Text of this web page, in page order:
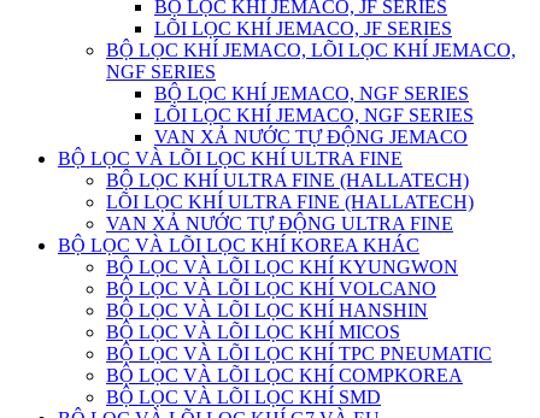
BỘ LỌC KHÍ JEMACO, JF SERIES
LÕI LỌC KHÍ JEMACO, JF SERIES
BỘ LỌC KHÍ JEMACO, LÕI LỌC KHÍ JEMACO,
NGF SERIES
BỘ LỌC KHÍ JEMACO, NGF SERIES
LÕI LỌC KHÍ JEMACO, NGF SERIES
VAN XẢ NƯỚC TỰ ĐỘNG JEMACO
BỘ LỌC VÀ LÕI LỌC KHÍ ULTRA FINE
BỘ LỌC KHÍ ULTRA FINE (HALLATECH)
LÕI LỌC KHÍ ULTRA FINE (HALLATECH)
VAN XẢ NƯỚC TỰ ĐỘNG ULTRA FINE
BỘ LỌC VÀ LÕI LỌC KHÍ KOREA KHÁC
BỘ LỌC VÀ LÕI LỌC KHÍ KYUNGWON
BỘ LỌC VÀ LÕI LỌC KHÍ VOLCANO
BỘ LỌC VÀ LÕI LỌC KHÍ HANSHIN
BỘ LỌC VÀ LÕI LỌC KHÍ MICOS
BỘ LỌC VÀ LÕI LỌC KHÍ TPC PNEUMATIC
BỘ LỌC VÀ LÕI LỌC KHÍ COMPKOREA
BỘ LỌC VÀ LÕI LỌC KHÍ SMD